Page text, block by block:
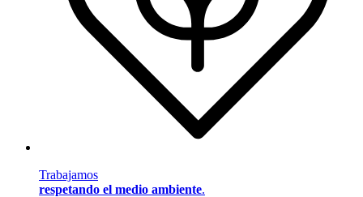
Trabajamos
respetando el medio ambiente.